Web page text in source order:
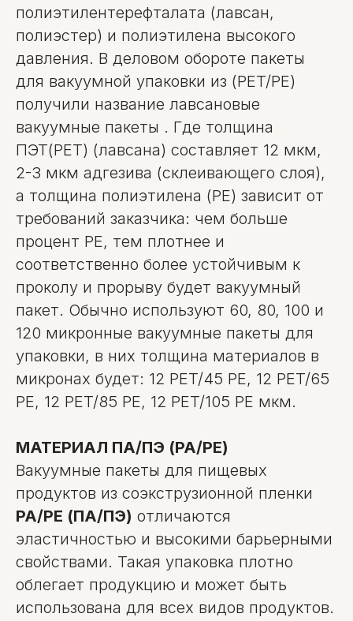
полиэтилентерефталата (лавсан,
полиэстер) и полиэтилена высокого
давления. В деловом обороте пакеты
для вакуумной упаковки из (PET/PE)
получили название лавсановые
вакуумные пакеты . Где толщина
ПЭТ(PET) (лавсана) составляет 12 мкм,
2-3 мкм адгезива (склеивающего слоя),
а толщина полиэтилена (PE) зависит от
требований заказчика: чем больше
процент PE, тем плотнее и
соответственно более устойчивым к
проколу и прорыву будет вакуумный
пакет. Обычно используют 60, 80, 100 и
120 микронные вакуумные пакеты для
упаковки, в них толщина материалов в
микронах будет: 12 PET/45 PE, 12 PET/65
PE, 12 PET/85 PE, 12 PET/105 PE мкм.
МАТЕРИАЛ ПА/ПЭ (PA/PE)
Вакуумные пакеты для пищевых
продуктов из соэкструзионной пленки
PA/PE (ПА/ПЭ) отличаются
эластичностью и высокими барьерными
свойствами. Такая упаковка плотно
облегает продукцию и может быть
использована для всех видов продуктов.